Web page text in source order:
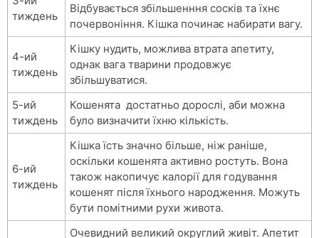
тиждень
Відбувається збільшенння сосків та їхнє
почервоніння. Кішка починає набирати вагу.
4-ий
тиждень
Кішку нудить, можлива втрата апетиту,
однак вага тварини продовжує
збільшуватися.
5-ий
тиждень
Кошенята достатньо дорослі, аби можна
було визначити їхню кількість.
6-ий
тиждень
Кішка їсть значно більше, ніж раніше,
оскільки кошенята активно ростуть. Вона
також накопичує калорії для годування
кошенят після їхнього народження. Можуть
бути помітними рухи живота.
Очевидний великий округлий живіт. Апетит